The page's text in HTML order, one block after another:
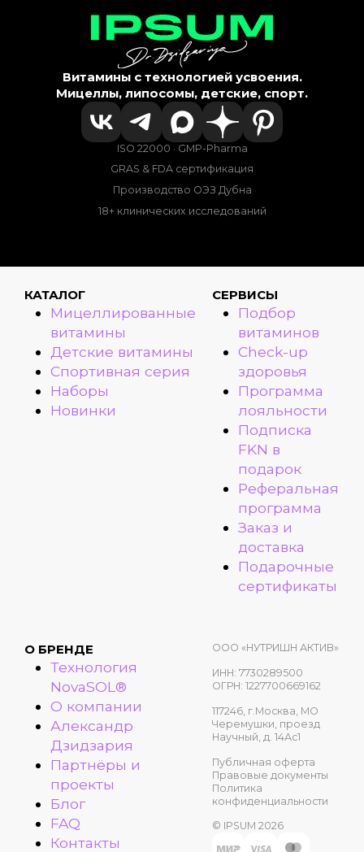
Витамины с технологией усвоения.
Мицеллы, липосомы, детские, спорт.
ISO 22000 · GMP-Pharma
GRAS & FDA сертификация
Производство ОЭЗ Дубна
18+ клинических исследований
КАТАЛОГ
Мицеллированные
витамины
Детские витамины
Спортивная серия
Наборы
Новинки
СЕРВИСЫ
Подбор
витаминов
Check-up
здоровья
Программа
лояльности
Подписка
FKN в
подарок
Реферальная
программа
Заказ и
доставка
Подарочные
сертификаты
О БРЕНДЕ
Технология
NovaSOL®
О компании
Александр
Дзидзария
Партнёры и
проекты
Блог
FAQ
Контакты
ООО «НУТРИШН АКТИВ»
ИНН: 7730289500
ОГРН: 1227700669162
117246, г.Москва, МО
Черемушки, проезд
Научный, д. 14Ас1
Публичная оферта
Правовые документы
Политика
конфиденциальности
© IPSUM 2026